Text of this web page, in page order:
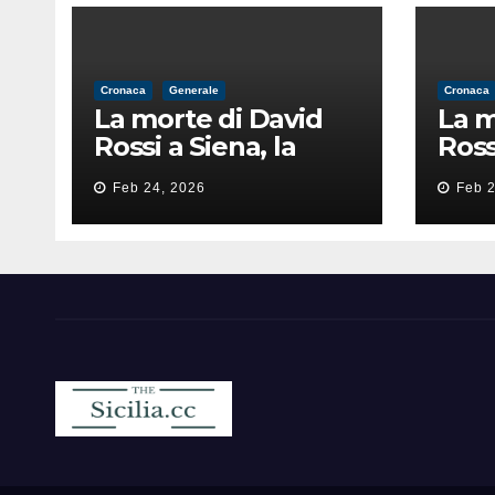
Cronaca Generale
La morte di David
Rossi a Siena, la
perizia lancia la
pista di
un’intimidazione
Feb 24, 2026
Cronaca
La
Feb